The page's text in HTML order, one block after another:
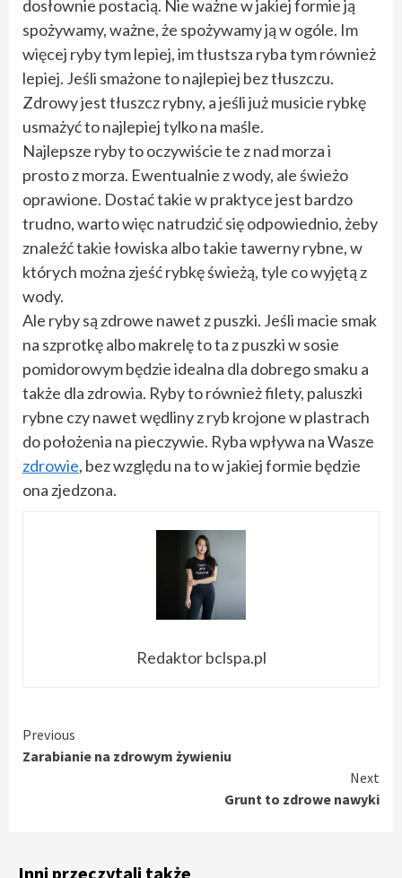
dosłownie postacią. Nie ważne w jakiej formie ją
spożywamy, ważne, że spożywamy ją w ogóle. Im
więcej ryby tym lepiej, im tłustsza ryba tym również
lepiej. Jeśli smażone to najlepiej bez tłuszczu.
Zdrowy jest tłuszcz rybny, a jeśli już musicie rybkę
usmażyć to najlepiej tylko na maśle.
Najlepsze ryby to oczywiście te z nad morza i
prosto z morza. Ewentualnie z wody, ale świeżo
oprawione. Dostać takie w praktyce jest bardzo
trudno, warto więc natrudzić się odpowiednio, żeby
znaleźć takie łowiska albo takie tawerny rybne, w
których można zjeść rybkę świeżą, tyle co wyjętą z
wody.
Ale ryby są zdrowe nawet z puszki. Jeśli macie smak
na szprotkę albo makrelę to ta z puszki w sosie
pomidorowym będzie idealna dla dobrego smaku a
także dla zdrowia. Ryby to również filety, paluszki
rybne czy nawet wędliny z ryb krojone w plastrach
do położenia na pieczywie. Ryba wpływa na Wasze
zdrowie, bez względu na to w jakiej formie będzie
ona zjedzona.
Redaktor bclspa.pl
Continue
Reading
Previous
Zarabianie na zdrowym żywieniu
Next
Grunt to zdrowe nawyki
Inni przeczytali także